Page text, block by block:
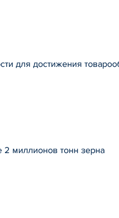
для достижения
миллионов тонн зерна